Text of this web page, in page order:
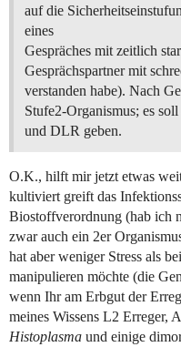
auf die
eines
Gespräches mit zeitlich
Gesprächspartner mit
verstanden habe). Nach
Stufe2-Organismus; es
und DLR geben.
O.K., hilft mir jetzt etwas
kultiviert greift das
Biostoffverordnung (hab ich
zwar auch ein 2er
hat aber weniger Stress als
manipulieren möchte (die
wenn Ihr am Erbgut der
meines Wissens L2 Erreger,
Histoplasma und einige